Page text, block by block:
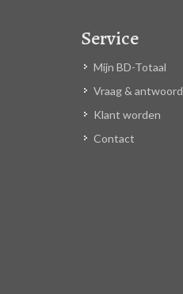
Service
Mijn BD-Totaal
Vraag & antwoord
Klant worden
Contact